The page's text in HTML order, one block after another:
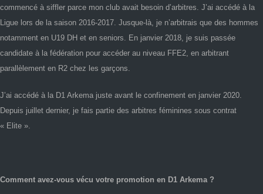
commencé à siffler parce mon club avait besoin d’arbitres. J’ai accédé à la
Ligue lors de la saison 2016-2017. Jusque-là, je n’arbitrais que des hommes
notamment en U19 DH et en seniors. En janvier 2018, je suis passée
candidate à la fédération pour accéder au niveau FFE2, en arbitrant
parallèlement en R2 chez les garçons.
J’ai accédé à la D1 Arkema juste avant le confinement en janvier 2020.
Depuis juillet dernier, je fais partie des arbitres féminines sous contrat
« Elite ».
Comment avez-vous vécu votre promotion en D1 Arkema ?